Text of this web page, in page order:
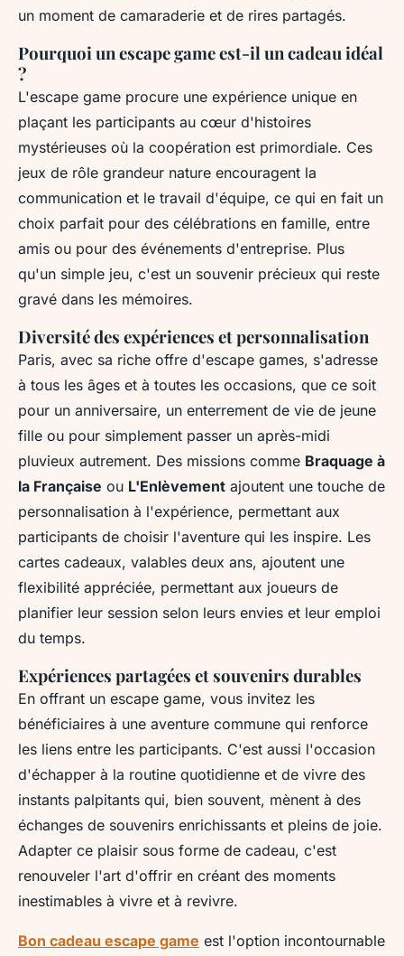
un moment de camaraderie et de rires partagés.
Pourquoi un escape game est-il un cadeau idéal
?
L'escape game procure une expérience unique en
plaçant les participants au cœur d'histoires
mystérieuses où la coopération est primordiale. Ces
jeux de rôle grandeur nature encouragent la
communication et le travail d'équipe, ce qui en fait un
choix parfait pour des célébrations en famille, entre
amis ou pour des événements d'entreprise. Plus
qu'un simple jeu, c'est un souvenir précieux qui reste
gravé dans les mémoires.
Diversité des expériences et personnalisation
Paris, avec sa riche offre d'escape games, s'adresse
à tous les âges et à toutes les occasions, que ce soit
pour un anniversaire, un enterrement de vie de jeune
fille ou pour simplement passer un après-midi
pluvieux autrement. Des missions comme Braquage à
la Française ou L'Enlèvement ajoutent une touche de
personnalisation à l'expérience, permettant aux
participants de choisir l'aventure qui les inspire. Les
cartes cadeaux, valables deux ans, ajoutent une
flexibilité appréciée, permettant aux joueurs de
planifier leur session selon leurs envies et leur emploi
du temps.
Expériences partagées et souvenirs durables
En offrant un escape game, vous invitez les
bénéficiaires à une aventure commune qui renforce
les liens entre les participants. C'est aussi l'occasion
d'échapper à la routine quotidienne et de vivre des
instants palpitants qui, bien souvent, mènent à des
échanges de souvenirs enrichissants et pleins de joie.
Adapter ce plaisir sous forme de cadeau, c'est
renouveler l'art d'offrir en créant des moments
inestimables à vivre et à revivre.
Bon cadeau escape game est l'option incontournable